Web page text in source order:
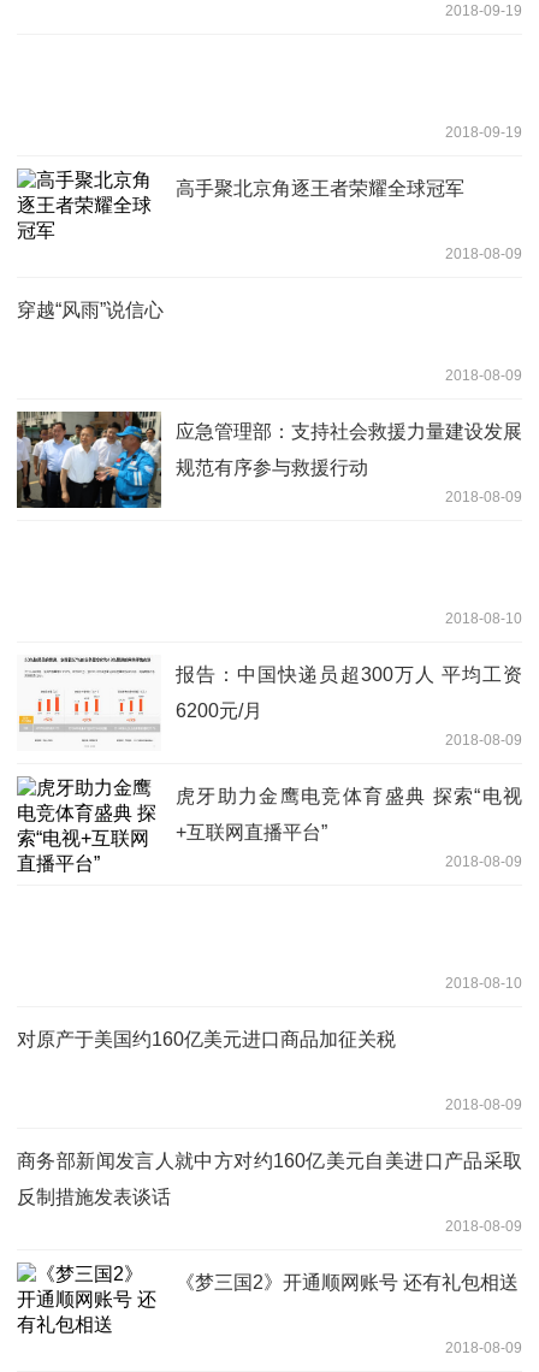
2018-09-19
2018-09-19
高手聚北京角逐王者荣耀全球冠军
2018-08-09
穿越“风雨”说信心
2018-08-09
应急管理部：支持社会救援力量建设发展
规范有序参与救援行动
2018-08-09
2018-08-10
报告：中国快递员超300万人 平均工资
6200元/月
2018-08-09
虎牙助力金鹰电竞体育盛典 探索“电视
+互联网直播平台”
2018-08-09
2018-08-10
对原产于美国约160亿美元进口商品加征关税
2018-08-09
商务部新闻发言人就中方对约160亿美元自美进口产品采取
反制措施发表谈话
2018-08-09
《梦三国2》开通顺网账号 还有礼包相送
2018-08-09